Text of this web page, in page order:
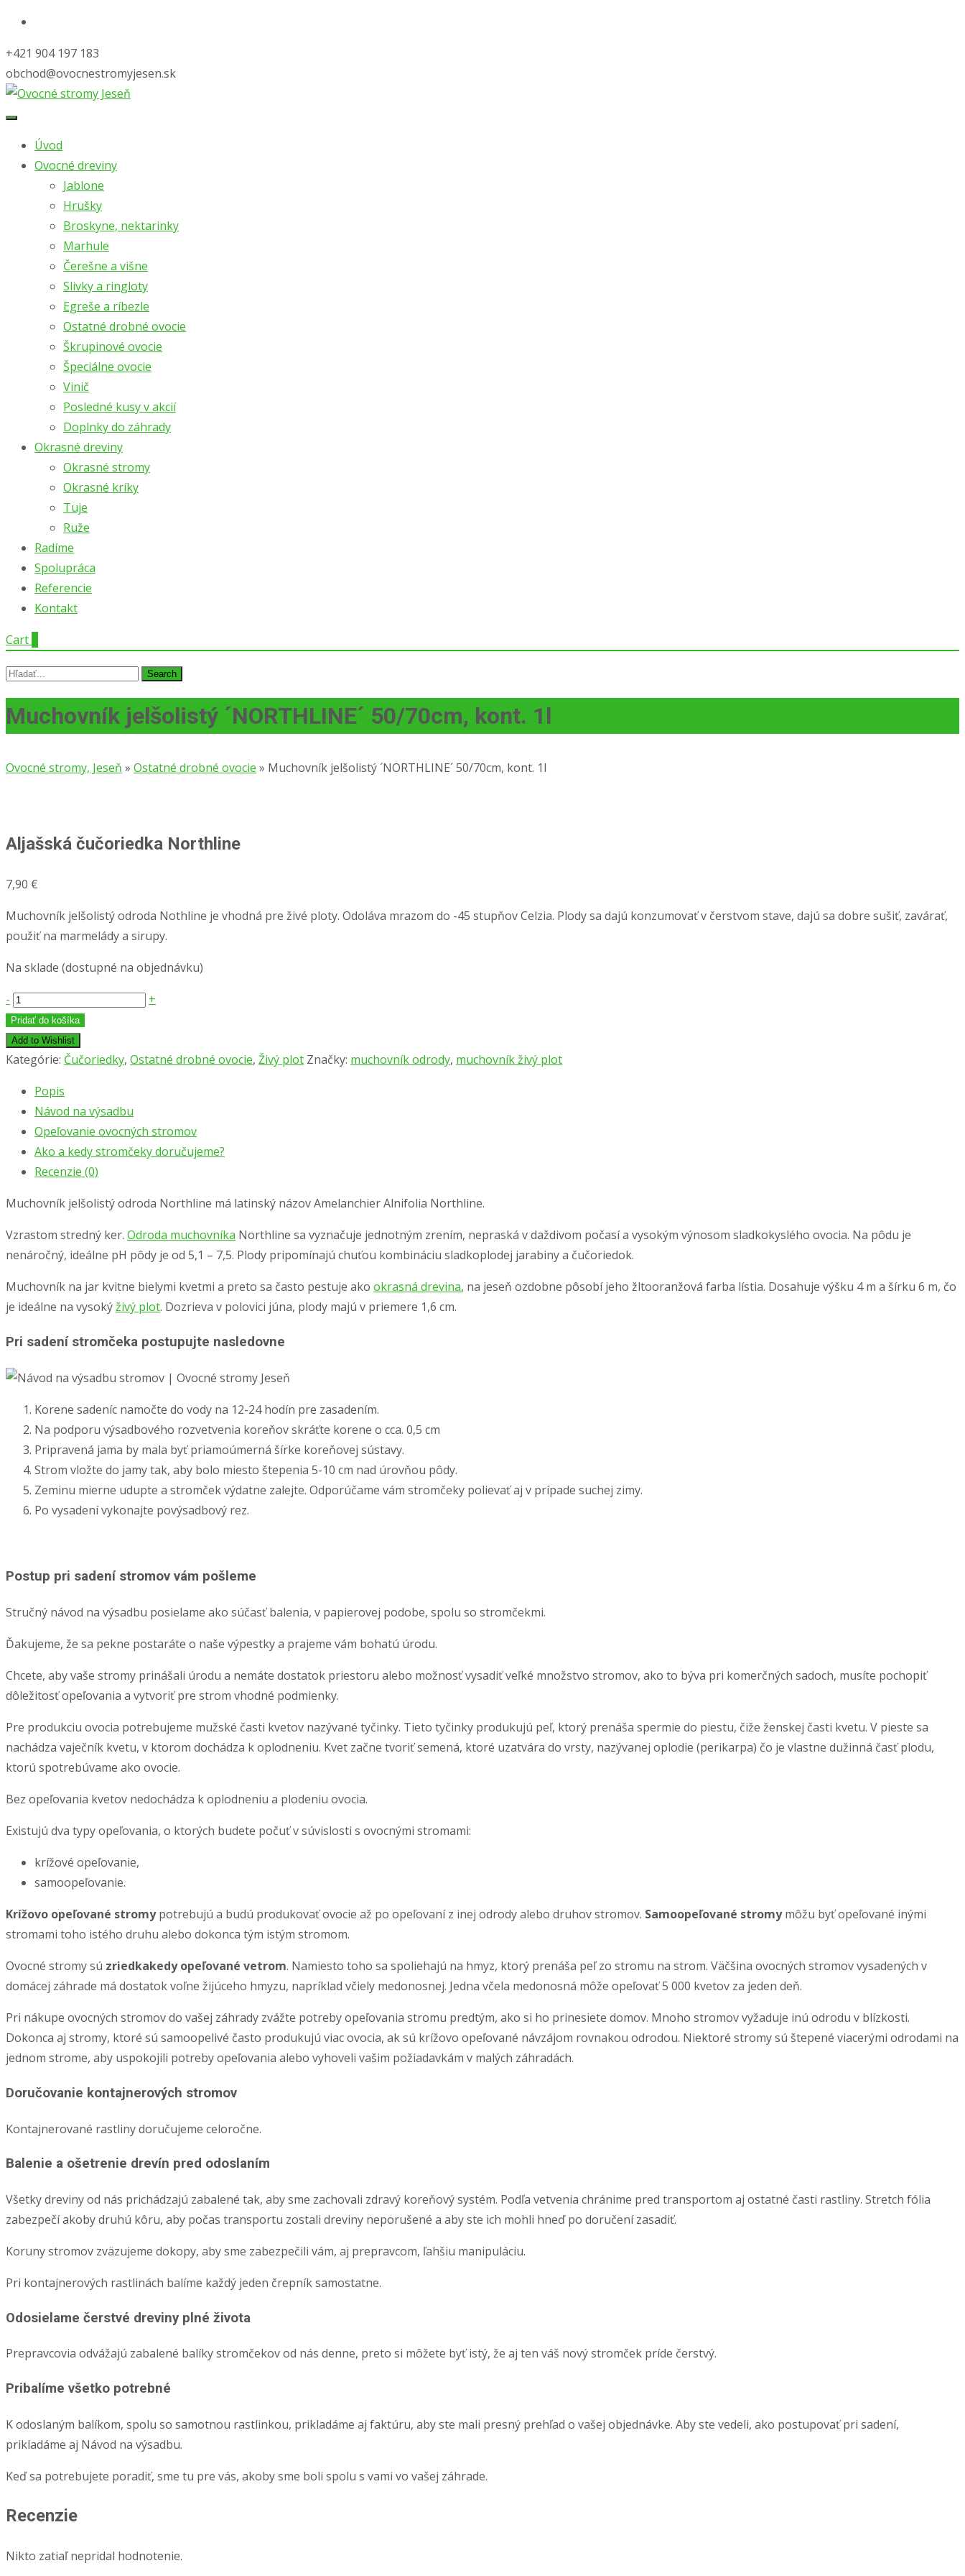
+421 904 197 183
obchod@ovocnestromyjesen.sk
Skip
contentÚvod
Ovocné dreviny
Jablone
Hrušky
Broskyne, nektarinky
Marhule
Čerešne a višne
Slivky a ringloty
Egreše a ríbezle
Ostatné drobné ovocie
Škrupinové ovocie
Špeciálne ovocie
Vinič
Posledné kusy v akcií
Doplnky do záhrady
Okrasné dreviny
Okrasné stromy
Okrasné kríky
Tuje
Ruže
Radíme
Spolupráca
Referencie
Kontakt
Cart
Search
Muchovník jelšolistý ´NORTHLINE´ 50/70cm, kont. 1l
Ovocné stromy, Jeseň » Ostatné drobné ovocie » Muchovník jelšolistý ´NORTHLINE´ 50/70cm, kont. 1l
Aljašská čučoriedka Northline
7,90 €
Muchovník jelšolistý odroda Nothline je vhodná pre živé ploty. Odoláva mrazom do -45 stupňov Celzia. Plody sa dajú konzumovať v čerstvom stave, dajú sa dobre sušiť, zavárať,
použiť na marmelády a sirupy.
Na sklade (dostupné na objednávku)
- množstvo
Muchovník
jelšolistý
´NORTHLINE
50/70cm,
kont.
+
Pridať do košíka
Add to Wishlist
Kategórie: Čučoriedky, Ostatné drobné ovocie, Živý plot Značky: muchovník odrody, muchovník živý plot
Popis
Návod na výsadbu
Opeľovanie ovocných stromov
Ako a kedy stromčeky doručujeme?
Recenzie (0)
Muchovník jelšolistý odroda Northline má latinský názov Amelanchier Alnifolia Northline.
Vzrastom stredný ker. Odroda muchovníka Northline sa vyznačuje jednotným zrením, nepraská v daždivom počasí a vysokým výnosom sladkokyslého ovocia. Na pôdu je
nenáročný, ideálne pH pôdy je od 5,1 – 7,5. Plody pripomínajú chuťou kombináciu sladkoplodej jarabiny a čučoriedok.
Muchovník na jar kvitne bielymi kvetmi a preto sa často pestuje ako okrasná drevina, na jeseň ozdobne pôsobí jeho žltooranžová farba lístia. Dosahuje výšku 4 m a šírku 6 m, čo
je ideálne na vysokýživý plot. Dozrieva v polovici júna, plody majú v priemere 1,6 cm.
Pri sadení stromčeka postupujte nasledovne
Korene sadeníc namočte do vody na 12-24 hodín pre zasadením.
Na podporu výsadbového rozvetvenia koreňov skráťte korene o cca. 0,5 cm
Pripravená jama by mala byť priamoúmerná šírke koreňovej sústavy.
Strom vložte do jamy tak, aby bolo miesto štepenia 5-10 cm nad úrovňou pôdy.
Zeminu mierne udupte a stromček výdatne zalejte. Odporúčame vám stromčeky polievať aj v prípade suchej zimy.
Po vysadení vykonajte povýsadbový rez.
Postup pri sadení stromov vám pošleme
Stručný návod na výsadbu posielame ako súčasť balenia, v papierovej podobe, spolu so stromčekmi.
Ďakujeme, že sa pekne postaráte o naše výpestky a prajeme vám bohatú úrodu.
Chcete, aby vaše stromy prinášali úrodu a nemáte dostatok priestoru alebo možnosť vysadiť veľké množstvo stromov, ako to býva pri komerčných sadoch, musíte pochopiť
dôležitosť opeľovania a vytvoriť pre strom vhodné podmienky.
Pre produkciu ovocia potrebujeme mužské časti kvetov nazývané tyčinky. Tieto tyčinky produkujú peľ, ktorý prenáša spermie do piestu, čiže ženskej časti kvetu. V pieste sa
nachádza vaječník kvetu, v ktorom dochádza k oplodneniu. Kvet začne tvoriť semená, ktoré uzatvára do vrsty, nazývanej oplodie (perikarpa) čo je vlastne dužinná časť plodu,
ktorú spotrebúvame ako ovocie.
Bez opeľovania kvetov nedochádza k oplodneniu a plodeniu ovocia.
Existujú dva typy opeľovania, o ktorých budete počuť v súvislosti s ovocnými stromami:
krížové opeľovanie,
samoopeľovanie.
Krížovo opeľované stromypotrebujú a budú produkovať ovocie až po opeľovaní z inej odrody alebo druhov stromov. Samoopeľované stromymôžu byť opeľované inými
stromami toho istého druhu alebo dokonca tým istým stromom.
Ovocné stromy sú zriedkakedy opeľované vetrom. Namiesto toho sa spoliehajú na hmyz, ktorý prenáša peľ zo stromu na strom. Väčšina ovocných stromov vysadených v
domácej záhrade má dostatok voľne žijúceho hmyzu, napríklad včiely medonosnej. Jedna včela medonosná môže opeľovať 5 000 kvetov za jeden deň.
Pri nákupe ovocných stromov do vašej záhrady zvážte potreby opeľovania stromu predtým, ako si ho prinesiete domov. Mnoho stromov vyžaduje inú odrodu v blízkosti.
Dokonca aj stromy, ktoré sú samoopelivé často produkujú viac ovocia, ak sú krížovo opeľované návzájom rovnakou odrodou. Niektoré stromy sú štepené viacerými odrodami na
jednom strome, aby uspokojili potreby opeľovania alebo vyhoveli vašim požiadavkám v malých záhradách.
Doručovanie kontajnerových stromov
Kontajnerované rastliny doručujeme celoročne.
Balenie a ošetrenie drevín pred odoslaním
Všetky dreviny od nás prichádzajú zabalené tak, aby sme zachovali zdravý koreňový systém. Podľa vetvenia chránime pred transportom aj ostatné časti rastliny. Stretch fólia
zabezpečí akoby druhú kôru, aby počas transportu zostali dreviny neporušené a aby ste ich mohli hneď po doručení zasadiť.
Koruny stromov zväzujeme dokopy, aby sme zabezpečili vám, aj prepravcom, ľahšiu manipuláciu.
Pri kontajnerových rastlinách balíme každý jeden črepník samostatne.
Odosielame čerstvé dreviny plné života
Prepravcovia odvážajú zabalené balíky stromčekov od nás denne, preto si môžete byť istý, že aj ten váš nový stromček príde čerstvý.
Pribalíme všetko potrebné
K odoslaným balíkom, spolu so samotnou rastlinkou, prikladáme aj faktúru, aby ste mali presný prehľad o vašej objednávke. Aby ste vedeli, ako postupovať pri sadení,
prikladáme aj Návod na výsadbu.
Keď sa potrebujete poradiť, sme tu pre vás, akoby sme boli spolu s vami vo vašej záhrade.
Recenzie
Nikto zatiaľ nepridal hodnotenie.